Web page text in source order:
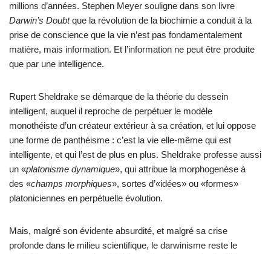
millions d’années. Stephen Meyer souligne dans son livre
Darwin’s Doubtque la révolution de la biochimie a conduit à la
prise de conscience que la vie n’est pas fondamentalement
matière, mais information. Et l’information ne peut être produite
que par une intelligence.
Rupert Sheldrake se démarque de la théorie du dessein
intelligent, auquel il reproche de perpétuer le modèle
monothéiste d’un créateur extérieur à sa création, et lui oppose
une forme de panthéisme : c’est la vie elle-même qui est
intelligente, et qui l’est de plus en plus. Sheldrake professe aussi
un «platonisme dynamique», qui attribue la morphogenèse à
des «champs morphiques», sortes d’«idées» ou «formes»
platoniciennes en perpétuelle évolution.
Mais, malgré son évidente absurdité, et malgré sa crise
profonde dans le milieu scientifique, le darwinisme reste le